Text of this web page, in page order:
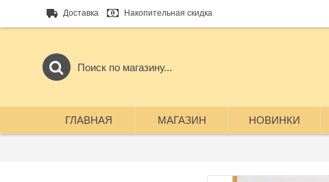
Доставка Накопительная скидка
ГЛАВНАЯ МАГАЗИН НОВИНКИ